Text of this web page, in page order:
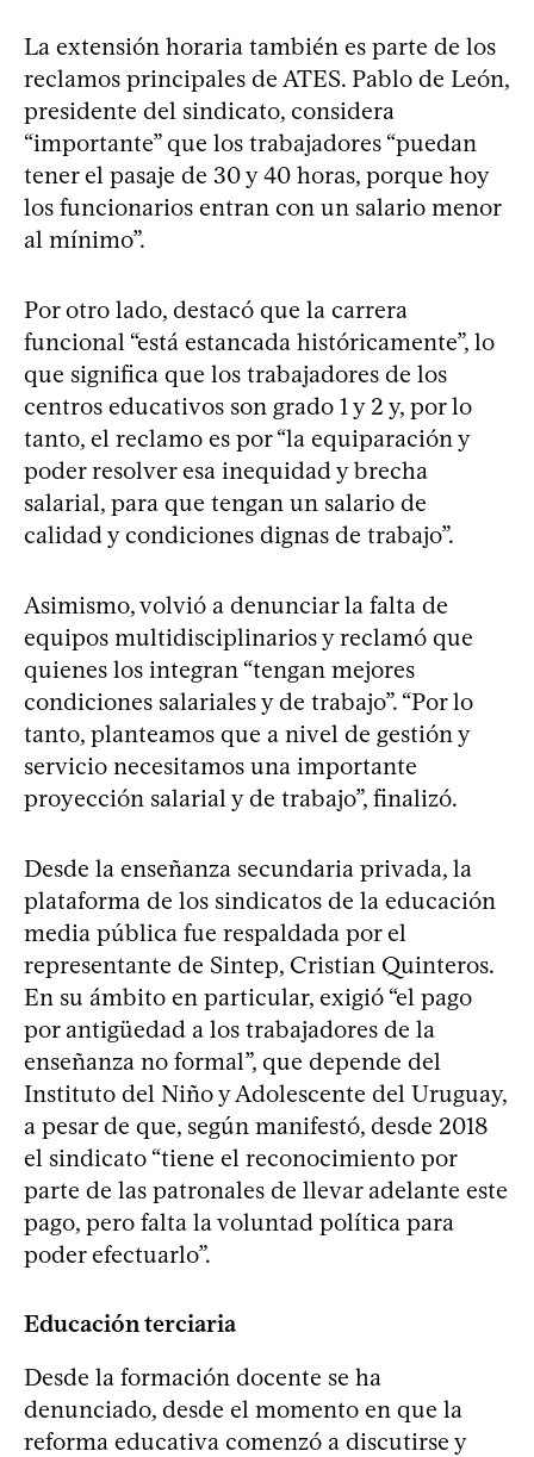
La extensión horaria también es parte de los
reclamos principales de ATES. Pablo de León,
presidente del sindicato, considera
“importante” que los trabajadores “puedan
tener el pasaje de 30 y 40 horas, porque hoy
los funcionarios entran con un salario menor
al mínimo”.
Por otro lado, destacó que la carrera
funcional “está estancada históricamente”, lo
que significa que los trabajadores de los
centros educativos son grado 1 y 2 y, por lo
tanto, el reclamo es por “la equiparación y
poder resolver esa inequidad y brecha
salarial, para que tengan un salario de
calidad y condiciones dignas de trabajo”.
Asimismo, volvió a denunciar la falta de
equipos multidisciplinarios y reclamó que
quienes los integran “tengan mejores
condiciones salariales y de trabajo”. “Por lo
tanto, planteamos que a nivel de gestión y
servicio necesitamos una importante
proyección salarial y de trabajo”, finalizó.
Desde la enseñanza secundaria privada, la
plataforma de los sindicatos de la educación
media pública fue respaldada por el
representante de Sintep, Cristian Quinteros.
En su ámbito en particular, exigió “el pago
por antigüedad a los trabajadores de la
enseñanza no formal”, que depende del
Instituto del Niño y Adolescente del Uruguay,
a pesar de que, según manifestó, desde 2018
el sindicato “tiene el reconocimiento por
parte de las patronales de llevar adelante este
pago, pero falta la voluntad política para
poder efectuarlo”.
Educación terciaria
Desde la formación docente se ha
denunciado, desde el momento en que la
reforma educativa comenzó a discutirse y